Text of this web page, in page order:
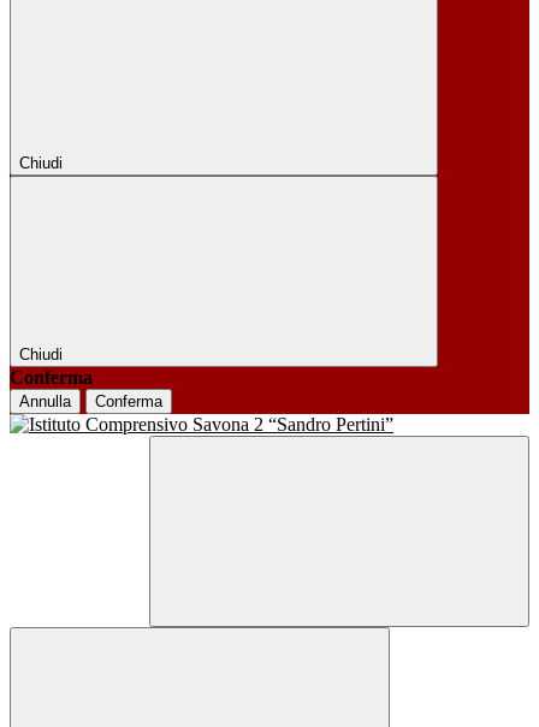
Chiudi
Chiudi
Conferma
Annulla Conferma